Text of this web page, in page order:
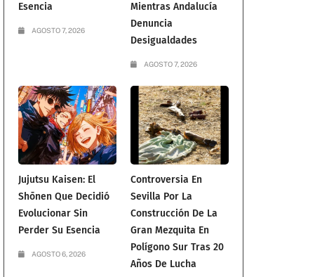
Esencia
AGOSTO 7, 2026
Mientras Andalucía
Denuncia
Desigualdades
AGOSTO 7, 2026
Jujutsu Kaisen: El
Shōnen Que Decidió
Evolucionar Sin
Perder Su Esencia
AGOSTO 6, 2026
Controversia En
Sevilla Por La
Construcción De La
Gran Mezquita En
Polígono Sur Tras 20
Años De Lucha